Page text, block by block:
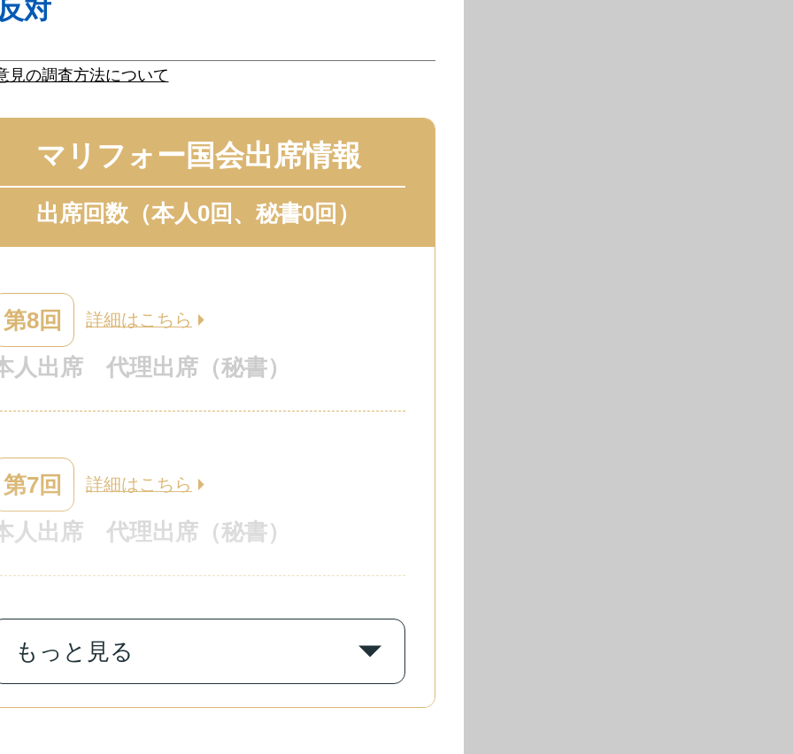
対
の調査方法について
マリフォー国会出席情報
出席回数（本人0回、秘書0回）
第8回 詳細はこちら
人出席 代理出席（秘書）
第7回 詳細はこちら
人出席 代理出席（秘書）
第6回 詳細はこちら
もっと見る